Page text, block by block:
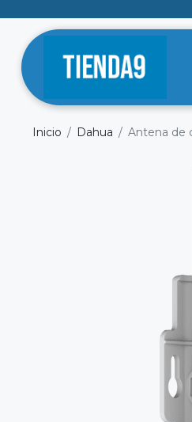
Inicio Dahua Antena de